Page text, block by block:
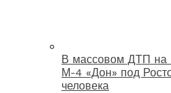
В массовом ДТП на
М-4 «Дон» под
человека